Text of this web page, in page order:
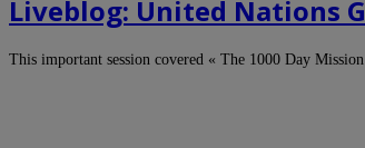
Liveblog: United Nations
This important session covered « The 1000 Day